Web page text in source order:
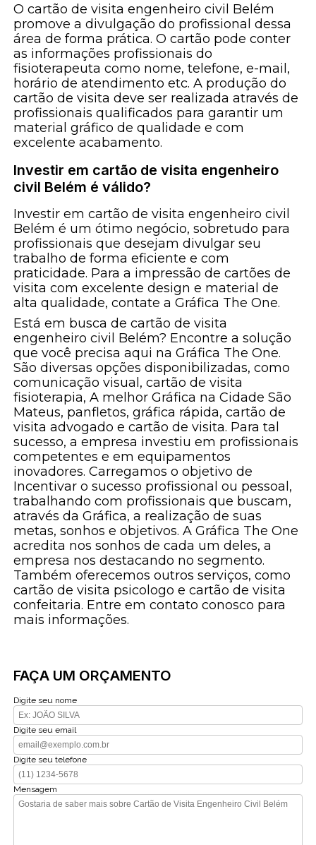
O cartão de visita engenheiro civil Belém
promove a divulgação do profissional dessa
área de forma prática. O cartão pode conter
as informações profissionais do
fisioterapeuta como nome, telefone, e-mail,
horário de atendimento etc. A produção do
cartão de visita deve ser realizada através de
profissionais qualificados para garantir um
material gráfico de qualidade e com
excelente acabamento.
Investir em cartão de visita engenheiro
civil Belém é válido?
Investir em cartão de visita engenheiro civil
Belém é um ótimo negócio, sobretudo para
profissionais que desejam divulgar seu
trabalho de forma eficiente e com
praticidade. Para a impressão de cartões de
visita com excelente design e material de
alta qualidade, contate a Gráfica The One.
Está em busca de cartão de visita
engenheiro civil Belém? Encontre a solução
que você precisa aqui na Gráfica The One.
São diversas opções disponibilizadas, como
comunicação visual, cartão de visita
fisioterapia, A melhor Gráfica na Cidade São
Mateus, panfletos, gráfica rápida, cartão de
visita advogado e cartão de visita. Para tal
sucesso, a empresa investiu em profissionais
competentes e em equipamentos
inovadores. Carregamos o objetivo de
Incentivar o sucesso profissional ou pessoal,
trabalhando com profissionais que buscam,
através da Gráfica, a realização de suas
metas, sonhos e objetivos. A Gráfica The One
acredita nos sonhos de cada um deles, a
empresa nos destacando no segmento.
Também oferecemos outros serviços, como
cartão de visita psicologo e cartão de visita
confeitaria. Entre em contato conosco para
mais informações.
FAÇA UM ORÇAMENTO
Digite seu nome
Digite seu email
Digite seu telefone
Mensagem